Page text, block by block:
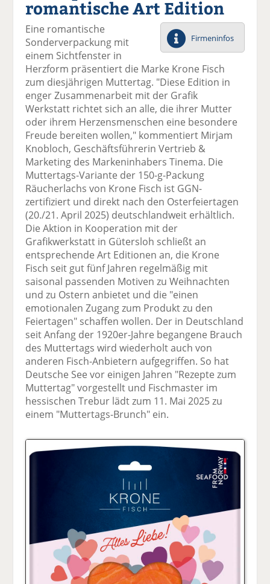
el
a
uf
F
ac
e
b
o
o
k
te
il
e
n
el
t
wi
tt
er
n
el
a
uf
Li
n
k
e
n
te
il
n
el
p
er
E
m
ai
l
er
se
n
e
ck
e
romantische Art Edition
Firmeninfos
Eine romantische
Sonderverpackung mit
einem Sichtfenster in
Herzform präsentiert die Marke Krone Fisch
zum diesjährigen Muttertag. "Diese Edition in
enger Zusammenarbeit mit der Grafik
Werkstatt richtet sich an alle, die ihrer Mutter
oder ihrem Herzensmenschen eine besondere
Freude bereiten wollen," kommentiert Mirjam
Knobloch, Geschäftsführerin Vertrieb &
Marketing des Markeninhabers Tinema. Die
Muttertags-Variante der 150-g-Packung
Räucherlachs von Krone Fisch ist GGN-
zertifiziert und direkt nach den Osterfeiertagen
(20./21. April 2025) deutschlandweit erhältlich.
Die Aktion in Kooperation mit der
Grafikwerkstatt in Gütersloh schließt an
entsprechende Art Editionen an, die Krone
Fisch seit gut fünf Jahren regelmäßig mit
saisonal passenden Motiven zu Weihnachten
und zu Ostern anbietet und die "einen
emotionalen Zugang zum Produkt zu den
Feiertagen" schaffen wollen. Der in Deutschland
seit Anfang der 1920er-Jahre begangene Brauch
des Muttertags wird wiederholt auch von
anderen Fisch-Anbietern aufgegriffen. So hat
Deutsche See vor einigen Jahren "Rezepte zum
Muttertag" vorgestellt und Fischmaster im
hessischen Trebur lädt zum 11. Mai 2025 zu
einem "Muttertags-Brunch" ein.